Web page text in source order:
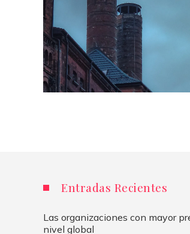
Entradas Recientes
Las organizaciones con mayor
nivel global